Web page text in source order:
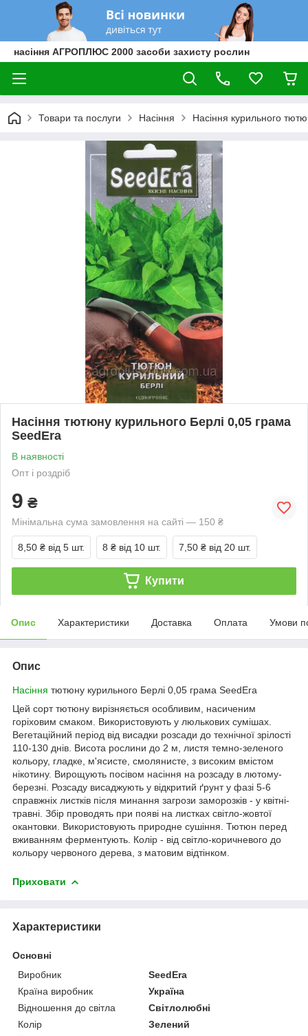
насіння АГРОПЛЮС 2000 засоби захисту рослин
Товари та послуги Насіння Насіння курильного
Насіння тютюну курильного Берлі 0,05 грама
SeedEra
В наявності
Опт і роздріб
9 ₴
Мінімальна сума замовлення на сайті — 150 ₴
8,50 ₴ від 5 шт. 8 ₴ від 10 шт. 7,50 ₴ від 20 шт.
Купити
Опис Характеристики Доставка Оплата Умови
Опис
Насіння тютюну курильного Берлі 0,05 грама SeedEra
Цей сорт тютюну вирізняється особливим, насиченим
горіховим смаком. Використовують у люлькових сумішах.
Вегетаційний період від висадки розсади до технічної зрілості
110-130 днів. Висота рослини до 2 м, листя темно-зеленого
кольору, гладке, м'ясисте, смолянисте, з високим вмістом
нікотину. Вирощують посівом насіння на розсаду в лютому-
березні. Розсаду висаджують у відкритий ґрунт у фазі 5-6
справжніх листків після минання загрози заморозків - у квітні-
травні. Збір проводять при появі на листках світло-жовтої
окантовки. Використовують природне сушіння. Тютюн перед
вживанням ферментують. Колір - від світло-коричневого до
кольору червоного дерева, з матовим відтінком.
Приховати
Характеристики
Основні
Виробник
SeedEra
Країна виробник
Україна
Відношення до світла
Світлолюбні
Колір
Зелений